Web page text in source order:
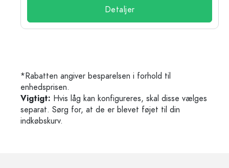
Detaljer
*Rabatten angiver besparelsen i forhold til
enhedsprisen.
Vigtigt: Hvis låg kan konfigureres, skal disse vælges
separat. Sørg for, at de er blevet føjet til din
indkøbskurv.